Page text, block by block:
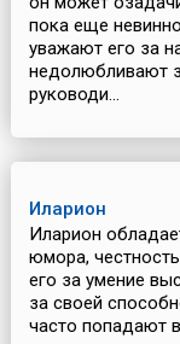
пока еще
уважают его за
недолюбливают
руководи...
Иларион
Иларион
юмора,
его за умение
за своей
часто попадают